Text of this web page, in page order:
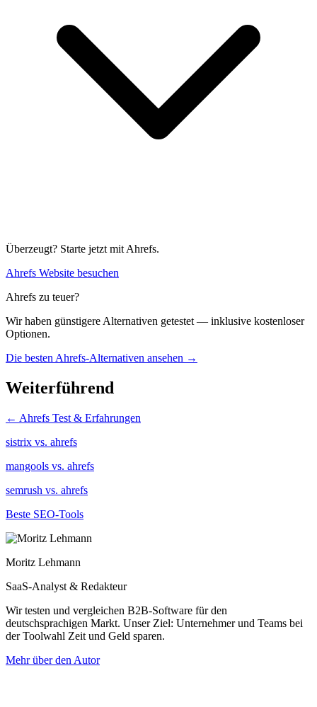
Überzeugt? Starte jetzt mit Ahrefs.
Ahrefs Website besuchen
Ahrefs zu teuer?
Wir haben günstigere Alternativen getestet — inklusive kostenloser
Optionen.
Die besten Ahrefs-Alternativen ansehen →
Weiterführend
← Ahrefs Test & Erfahrungen
sistrix vs. ahrefs
mangools vs. ahrefs
semrush vs. ahrefs
Beste SEO-Tools
Moritz Lehmann
SaaS-Analyst & Redakteur
Wir testen und vergleichen B2B-Software für den
deutschsprachigen Markt. Unser Ziel: Unternehmer und Teams bei
der Toolwahl Zeit und Geld sparen.
Mehr über den Autor